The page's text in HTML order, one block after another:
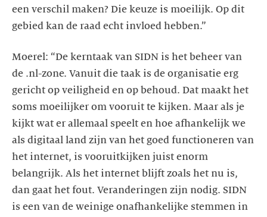
een verschil maken? Die keuze is moeilijk. Op dit
Moerel: “De kerntaak van SIDN is het beheer van
de .nl-zone. Vanuit die taak is de organisatie erg
gericht op veiligheid en op behoud. Dat maakt het
soms moeilijker om vooruit te kijken. Maar als je
kijkt wat er allemaal speelt en hoe afhankelijk we
als digitaal land zijn van het goed functioneren van
het internet, is vooruitkijken juist enorm
belangrijk. Als het internet blijft zoals het nu is,
dan gaat het fout. Veranderingen zijn nodig. SIDN
is een van de weinige onafhankelijke stemmen in